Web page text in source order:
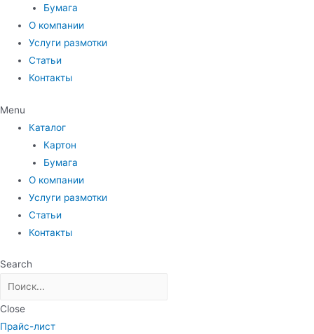
Бумага
О компании
Услуги размотки
Статьи
Контакты
Menu
Каталог
Картон
Бумага
О компании
Услуги размотки
Статьи
Контакты
Search
Close
Прайс-лист